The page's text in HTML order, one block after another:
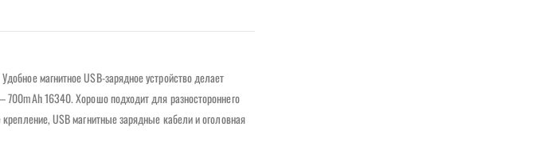
магнитное USB-зарядное устройство делает
16340. Хорошо подходит для разностороннего
USB магнитные зарядные кабели и оголовная